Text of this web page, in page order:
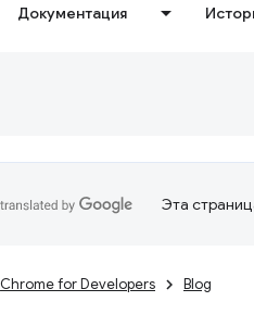
Документация
Эта
Chrome for Developers Blog